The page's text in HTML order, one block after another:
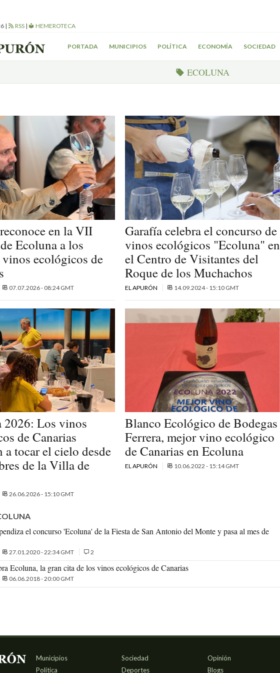
| RSS | HEMEROTECA
PORTADA MUNICIPIOS POLÍTICA ECONOMÍA SOCIEDAD
ECOLUNA
en la VII
Ecoluna a los
ecológicos de
07.07.2026 - 08:24 GMT
2026: Los vinos
de Canarias
a tocar el cielo desde
de la Villa de
26.06.2026 - 15:10 GMT
Garafía celebra el concurso de
vinos ecológicos "Ecoluna" en
el Centro de Visitantes del
Roque de los Muchachos
EL APURÓN 14.09.2024 - 15:10 GMT
Blanco Ecológico de Bodegas
Ferrera, mejor vino ecológico
de Canarias en Ecoluna
EL APURÓN 10.06.2022 - 15:14 GMT
el concurso 'Ecoluna' de la Fiesta de San Antonio del Monte y pasa al mes de
27.01.2020 - 22:34 GMT 2
Ecoluna, la gran cita de los vinos ecológicos de Canarias
06.06.2018 - 20:00 GMT
Municipios
Política
Sociedad
Deportes
Opinión
Blogs